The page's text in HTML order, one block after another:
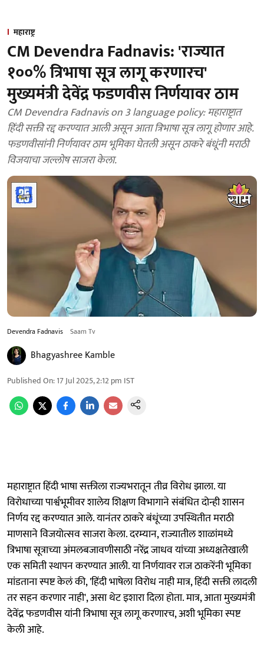
महाराष्ट्र
CM Devendra Fadnavis: 'राज्यात
१००% त्रिभाषा सूत्र लागू करणारच'
मुख्यमंत्री देवेंद्र फडणवीस निर्णयावर ठाम
CM Devendra Fadnavis on 3 language policy: महाराष्ट्रात
हिंदी सक्ती रद्द करण्यात आली असून आता त्रिभाषा सूत्र लागू होणार आहे.
फडणवीसांनी निर्णयावर ठाम भूमिका घेतली असून ठाकरे बंधूंनी मराठी
विजयाचा जल्लोष साजरा केला.
Devendra Fadnavis Saam Tv
Bhagyashree Kamble
Published On:17 Jul 2025, 2:12 pm IST
महाराष्ट्रात हिंदी भाषा सक्तीला राज्यभरातून तीव्र विरोध झाला. या
विरोधाच्या पार्श्वभूमीवर शालेय शिक्षण विभागाने संबंधित दोन्ही शासन
निर्णय रद्द करण्यात आले. यानंतर ठाकरे बंधूंच्या उपस्थितीत मराठी
माणसाने विजयोत्सव साजरा केला. दरम्यान, राज्यातील शाळांमध्ये
त्रिभाषा सूत्राच्या अंमलबजावणीसाठी नरेंद्र जाधव यांच्या अध्यक्षतेखाली
एक समिती स्थापन करण्यात आली. या निर्णयावर राज ठाकरेंनी भूमिका
मांडताना स्पष्ट केलं की, 'हिंदी भाषेला विरोध नाही मात्र, हिंदी सक्ती लादली
तर सहन करणार नाही', असा थेट इशारा दिला होता. मात्र, आता मुख्यमंत्री
देवेंद्र फडणवीस यांनी त्रिभाषा सूत्र लागू करणारच, अशी भूमिका स्पष्ट
केली आहे.